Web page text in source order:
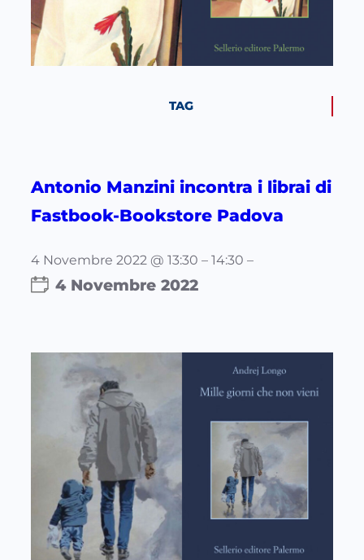
TAG
Antonio Manzini incontra i librai di
Fastbook-Bookstore Padova
4 Novembre 2022 @ 13:30 – 14:30 –
4 Novembre 2022